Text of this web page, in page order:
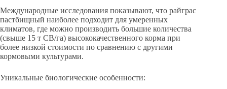
Международные исследования показывают, что райграс
пастбищный наиболее подходит для умеренных
климатов, где можно производить большие количества
(свыше 15 т СВ/га) высококачественного корма при
более низкой стоимости по сравнению с другими
кормовыми культурами.
Уникальные биологические особенности: